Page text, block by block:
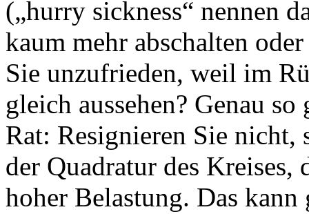
(„hurry sickness“ nennen
kaum mehr abschalten
Sie unzufrieden, weil im
gleich aussehen? Genau
Rat: Resignieren Sie nicht,
der Quadratur des
hoher Belastung. Das